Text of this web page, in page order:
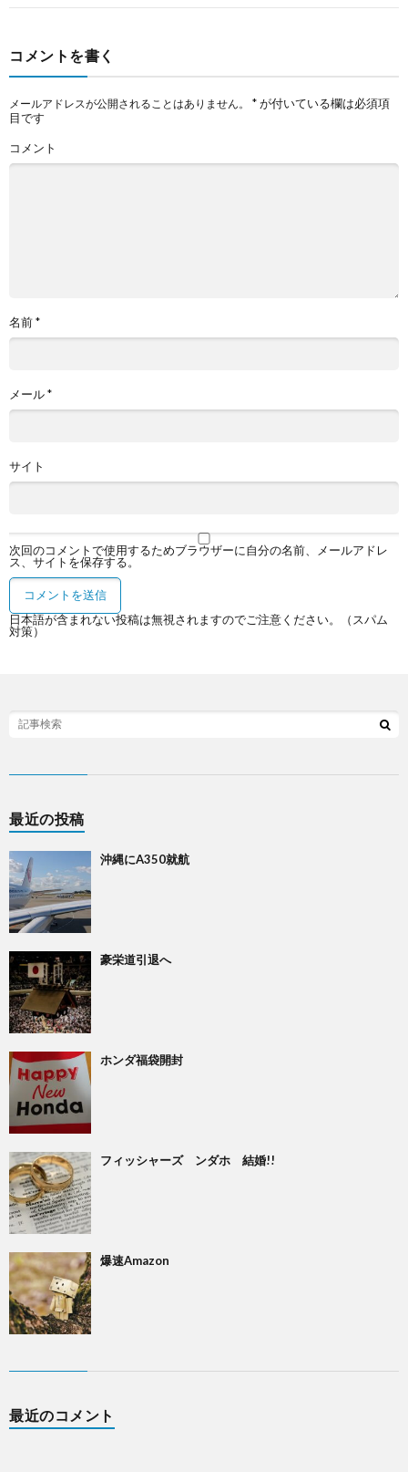
コメントを書く
メールアドレスが公開されることはありません。 *が付いている欄は必須項
目です
コメント
名前*
メール*
サイト
次回のコメントで使用するためブラウザーに自分の名前、メールアドレ
ス、サイトを保存する。
日本語が含まれない投稿は無視されますのでご注意ください。（スパム
対策）
最近の投稿
沖縄にA350就航
豪栄道引退へ
ホンダ福袋開封
フィッシャーズ ンダホ 結婚!!
爆速Amazon
最近のコメント